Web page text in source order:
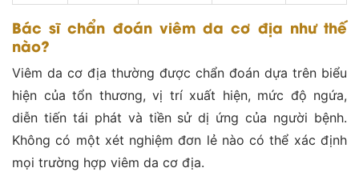
Bác sĩ chẩn đoán viêm da cơ địa như thế
nào?
Viêm da cơ địa thường được chẩn đoán dựa trên biểu
hiện của tổn thương, vị trí xuất hiện, mức độ ngứa,
diễn tiến tái phát và tiền sử dị ứng của người bệnh.
Không có một xét nghiệm đơn lẻ nào có thể xác định
mọi trường hợp viêm da cơ địa.